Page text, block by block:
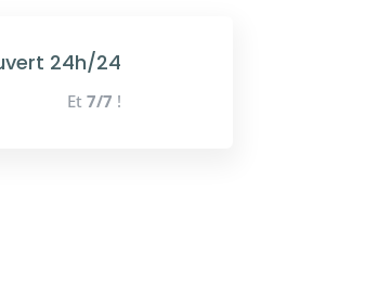
24h/24
Et 7/7 !